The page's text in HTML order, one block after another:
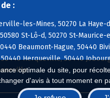
optimale du site, pour
d'avis à tout moment en
:
les-Mines, 50270 La
St-Lô-d, 50270 St-
Beaumont-Hague, 50440
Herqueville, 50440